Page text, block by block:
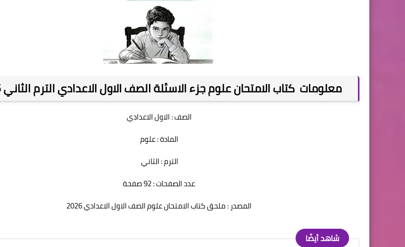
معلومات كتاب الامتحان علوم جزء الاسئلة الصف الاول الاعدادي الترم الثاني 2026
الصف : الاول الاعدادي
المادة : علوم
الترم : الثاني
عدد الصفحات : 92 صفحة
المصدر : ملحق كتاب الامتحان علوم الصف الاول الاعدادي 2026
شاهد أيضًا